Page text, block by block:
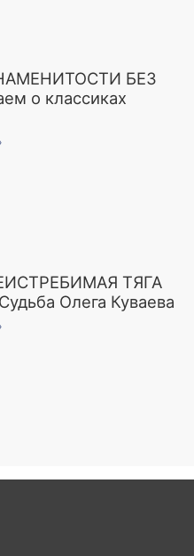
БЕЗ
о классиках
ТЯГА
Олега Куваева